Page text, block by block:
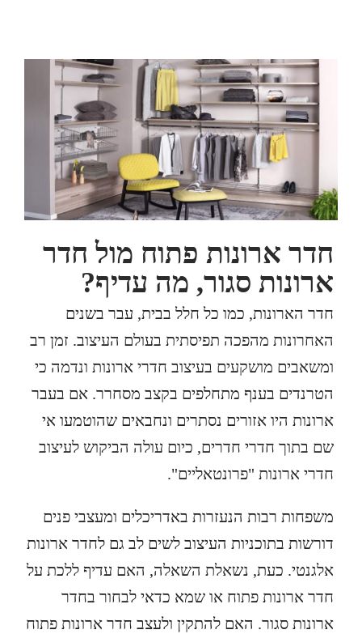
חדר ארונות פתוח מול חדר
ארונות סגור, מה עדיף?
חדר הארונות, כמו כל חלל בבית, עבר בשנים
האחרונות מהפכה תפיסתית בעולם העיצוב. זמן רב
ומשאבים מושקעים בעיצוב חדרי ארונות ונדמה כי
הטרנדים בענף מתחלפים בקצב מסחרר. אם בעבר
ארונות היו אזורים נסתרים ונחבאים שהוטמעו אי
שם בתוך חדרי חדרים, כיום עולה הביקוש לעיצוב
חדרי ארונות "פרונטאליים".
משפחות רבות הנעזרות באדריכלים ומעצבי פנים
דורשות בתוכניות העיצוב לשים לב גם לחדר ארונות
אלגנטי. כעת, נשאלת השאלה, האם עדיף ללכת על
חדר ארונות פתוח או שמא כדאי לבחור בחדר
ארונות סגור. האם להתקין ולעצב חדר ארונות פתוח